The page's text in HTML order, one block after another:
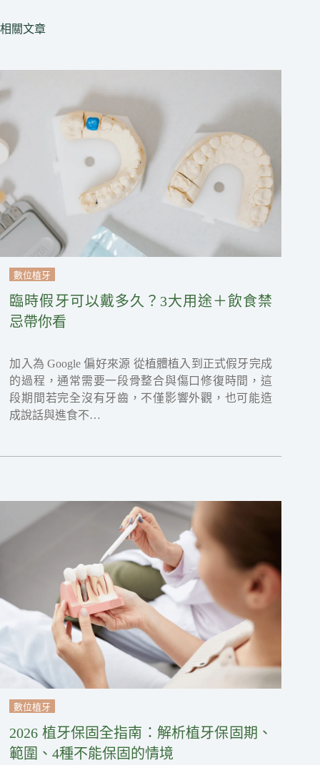
相關文章
數位植牙
臨時假牙可以戴多久？3大用途＋飲食禁
忌帶你看
加入為 Google 偏好來源 從植體植入到正式假牙完成
的過程，通常需要一段骨整合與傷口修復時間，這
段期間若完全沒有牙齒，不僅影響外觀，也可能造
成說話與進食不…
數位植牙
2026 植牙保固全指南：解析植牙保固期、
範圍、4種不能保固的情境